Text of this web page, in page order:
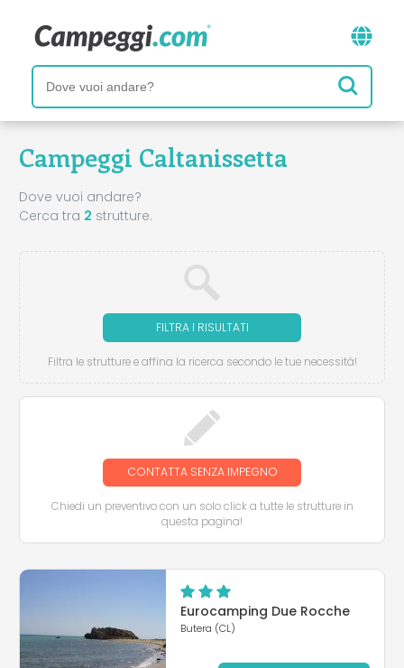
Campeggi Caltanissetta
Dove vuoi andare?
Cerca tra 2 strutture.
FILTRA I RISULTATI
Filtra le strutture e affina la ricerca secondo le tue necessità!
CONTATTA SENZA IMPEGNO
Chiedi un preventivo con un solo click a tutte le strutture in
questa pagina!
Eurocamping Due Rocche
Butera (CL)